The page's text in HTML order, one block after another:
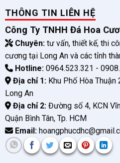
THÔNG TIN LIÊN HỆ
Công Ty TNHH Đá Hoa
Chuyên:tư vấn, thiết kế, thi
cương tại Long An và các tỉnh
Hotline:0964.523.321 -
Địa chỉ 1:Khu Phố Hòa Thuận
Long An
Địa chỉ 2:Đường số 4, KCN
Quận Bình Tân, Tp. HCM
Email: